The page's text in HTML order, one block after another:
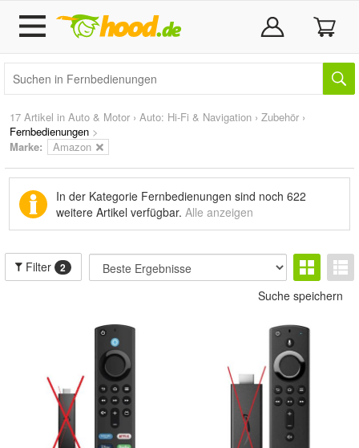
17 Artikel in Auto & Motor › Auto: Hi-Fi & Navigation › Zubehör ›
Fernbedienungen >
Marke: Amazon
In der Kategorie Fernbedienungen sind noch 622
weitere Artikel verfügbar. Alle anzeigen
Filter 2
Suche speichern